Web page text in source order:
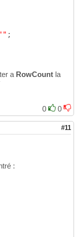
;
a RowCount la
0
0
#11
: